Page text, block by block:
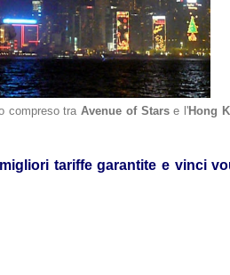
compreso tra Avenue of Starse l'Hong
tariffe garantite e vinci